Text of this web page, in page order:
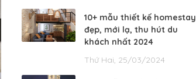
10+ mẫu thiết kế homestay
đẹp, mới lạ, thu hút du
khách nhất 2024
Thứ Hai, 25/03/2024